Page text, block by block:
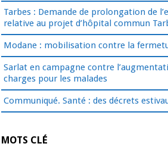
Tarbes : Demande de prolongation de
relative au projet d’hôpital commun
Modane : mobilisation contre la
Sarlat en campagne contre
charges pour les malades
Communiqué. Santé : des décrets
MOTS CLÉ